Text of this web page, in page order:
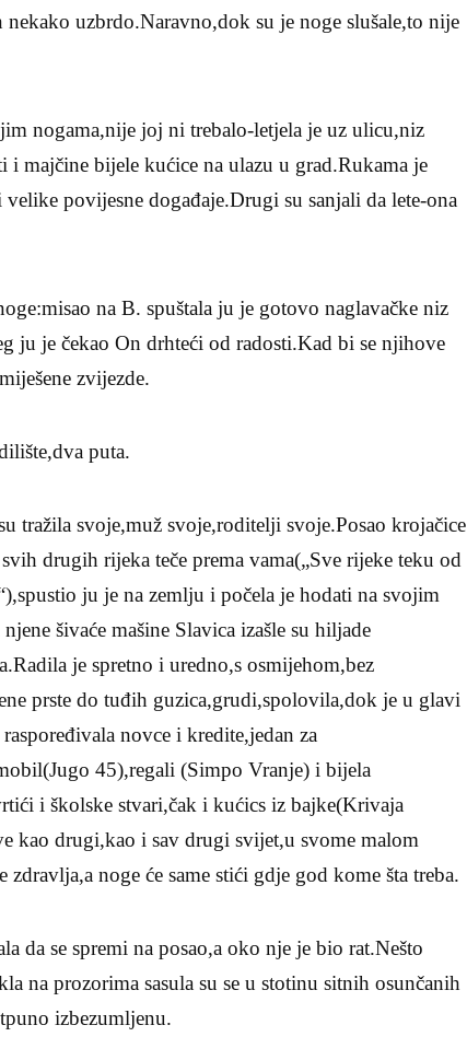
uzbrdo.Naravno,dok su je noge slušale,to nije
nogama,nije joj ni trebalo-letjela je uz ulicu,niz
majčine bijele kućice na ulazu u grad.Rukama je
povijesne događaje.Drugi su sanjali da lete-ona
na B. spuštala ju je gotovo naglavačke niz
ju je čekao On drhteći od radosti.Kad bi se njihove
zvijezde.
puta.
tražila svoje,muž svoje,roditelji svoje.Posao krojačice
drugih rijeka teče prema vama(„Sve rijeke teku od
ju je na zemlju i počela je hodati na svojim
šivaće mašine Slavica izašle su hiljade
je spretno i uredno,s osmijehom,bez
prste do tuđih guzica,grudi,spolovila,dok je u glavi
novce i kredite,jedan za
45),regali (Simpo Vranje) i bijela
i školske stvari,čak i kućics iz bajke(Krivaja
kao drugi,kao i sav drugi svijet,u svome malom
noge će same stići gdje god kome šta treba.
da se spremi na posao,a oko nje je bio rat.Nešto
na prozorima sasula su se u stotinu sitnih osunčanih
izbezumljenu.